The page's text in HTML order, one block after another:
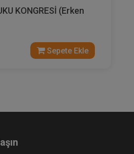
KONGRESİ (Erken
Sepete Ekle